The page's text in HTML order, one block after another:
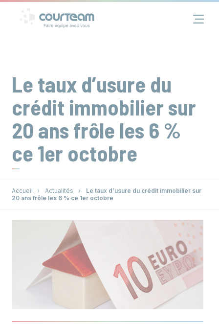
Assurance
Groupe
Actualités
Le taux d’usure du
crédit immobilier sur
20 ans frôle les 6 %
ce 1er octobre
Accueil Actualités
Le taux d’usure du crédit immobilier sur
20 ans frôle les 6 % ce 1er octobre
Panneau de gestion des cookies